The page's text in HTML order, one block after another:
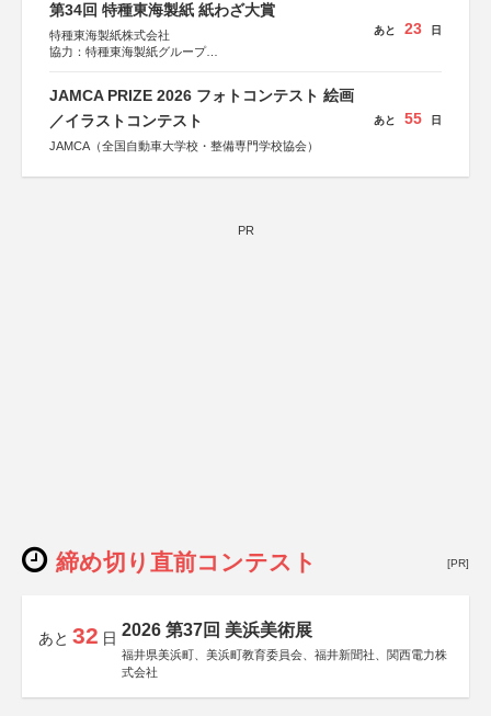
第34回 特種東海製紙 紙わざ大賞
特種東海製紙株式会社
協力：特種東海製紙グループ
あと 23 日
JAMCA PRIZE 2026 フォトコンテスト 絵画
／イラストコンテスト
JAMCA（全国自動車大学校・整備専門学校協会）
あと 55 日
PR
締め切り直前コンテスト [PR]
あと 32 日 2026 第37回 美浜美術展
福井県美浜町、美浜町教育委員会、福井新聞社、関西電力株
式会社